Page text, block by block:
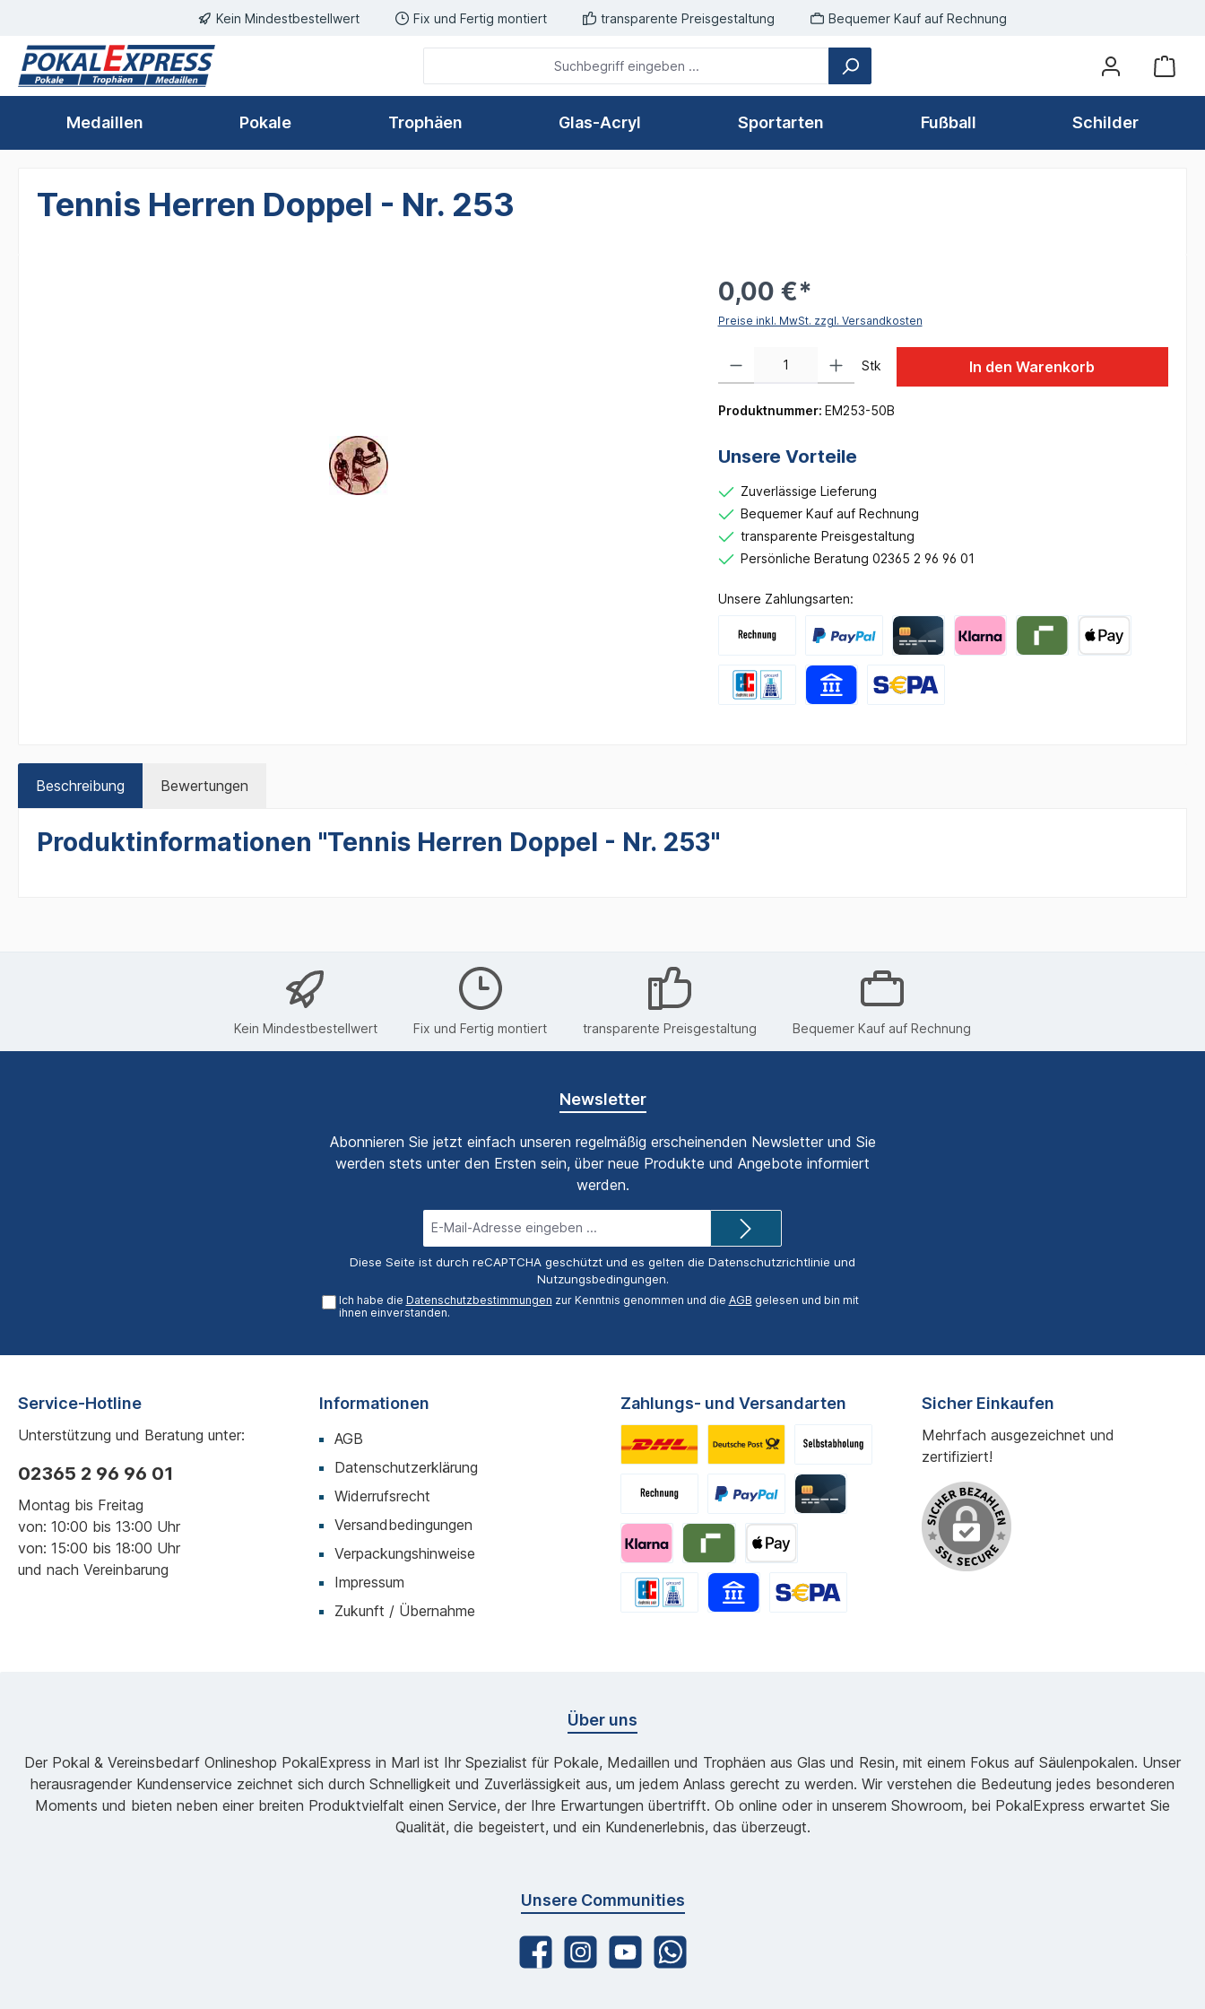
Zur Hauptnavigation springenKein Mindestbestellwert Fix und Fertig montiert transparente Preisgestaltung Bequemer Kauf auf Rechnung
Medaillen Pokale Trophäen Glas-Acryl Sportarten Fußball Schilder
Tennis Herren Doppel - Nr. 253
0,00 €*
Preise inkl. MwSt. zzgl. Versandkosten
Stk In den Warenkorb
Produktnummer: EM253-50B
Unsere Vorteile
Zuverlässige Lieferung
Bequemer Kauf auf Rechnung
transparente Preisgestaltung
Persönliche Beratung 02365 2 96 96 01
Unsere Zahlungsarten:
Beschreibung Bewertungen
Produktinformationen "Tennis Herren Doppel - Nr. 253"
Kein Mindestbestellwert Fix und Fertig montiert transparente Preisgestaltung Bequemer Kauf auf Rechnung
Newsletter
Abonnieren Sie jetzt einfach unseren regelmäßig erscheinenden Newsletter und Sie
werden stets unter den Ersten sein, über neue Produkte und Angebote informiert
werden.
Mail-
Adresse*
Diese Seite ist durch reCAPTCHA geschützt und es gelten die Datenschutzrichtlinie und
Nutzungsbedingungen.
Ich habe die Datenschutzbestimmungen zur Kenntnis genommen und die AGB gelesen und bin mit
ihnen einverstanden.
Service-Hotline
Unterstützung und Beratung unter:
02365 2 96 96 01
Montag bis Freitag
von: 10:00 bis 13:00 Uhr
von: 15:00 bis 18:00 Uhr
und nach Vereinbarung
Informationen
AGB
Datenschutzerklärung
Widerrufsrecht
Versandbedingungen
Verpackungshinweise
Impressum
Zukunft / Übernahme
Zahlungs- und Versandarten Sicher Einkaufen
Mehrfach ausgezeichnet und
zertifiziert!
Über uns
Der Pokal & Vereinsbedarf Onlineshop PokalExpress in Marl ist Ihr Spezialist für Pokale, Medaillen und Trophäen aus Glas und Resin, mit einem Fokus auf Säulenpokalen. Unser
herausragender Kundenservice zeichnet sich durch Schnelligkeit und Zuverlässigkeit aus, um jedem Anlass gerecht zu werden. Wir verstehen die Bedeutung jedes besonderen
Moments und bieten neben einer breiten Produktvielfalt einen Service, der Ihre Erwartungen übertrifft. Ob online oder in unserem Showroom, bei PokalExpress erwartet Sie
Qualität, die begeistert, und ein Kundenerlebnis, das überzeugt.
Unsere Communities